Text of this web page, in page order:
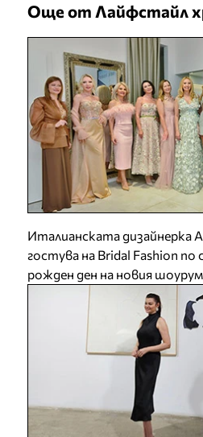
Още от Лайфстайл
Италианската дизайнерка
гостува на Bridal Fashion по
рожден ден на новия шоурум